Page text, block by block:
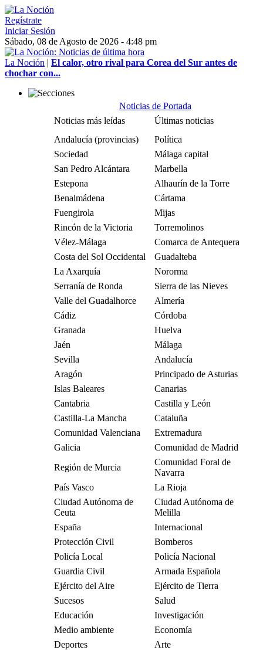
Regístrate
Iniciar Sesión
Sábado, 08 de Agosto de 2026 - 4:48 pm
La Noción | El calor, otro rival para Corea del Sur antes de
chochar con...
Noticias de Portada
Noticias más leídas
Últimas noticias
Andalucía (provincias)
Política
Sociedad
Málaga capital
San Pedro Alcántara
Marbella
Estepona
Alhaurín de la Torre
Benalmádena
Cártama
Fuengirola
Mijas
Rincón de la Victoria
Torremolinos
Vélez-Málaga
Comarca de Antequera
Costa del Sol Occidental
Guadalteba
La Axarquía
Nororma
Serranía de Ronda
Sierra de las Nieves
Valle del Guadalhorce
Almería
Cádiz
Córdoba
Granada
Huelva
Jaén
Málaga
Sevilla
Andalucía
Aragón
Principado de Asturias
Islas Baleares
Canarias
Cantabria
Castilla y León
Castilla-La Mancha
Cataluña
Comunidad Valenciana
Extremadura
Galicia
Comunidad de Madrid
Región de Murcia
Comunidad Foral de
Navarra
País Vasco
La Rioja
Ciudad Autónoma de
Ceuta
Ciudad Autónoma de
Melilla
España
Internacional
Protección Civil
Bomberos
Policía Local
Policía Nacional
Guardia Civil
Armada Española
Ejército del Aire
Ejército de Tierra
Sucesos
Salud
Educación
Investigación
Medio ambiente
Economía
Deportes
Arte